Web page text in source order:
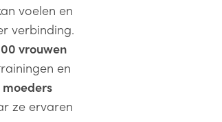
voelen en
verbinding.
vrouwen
en
moeders
ze ervaren